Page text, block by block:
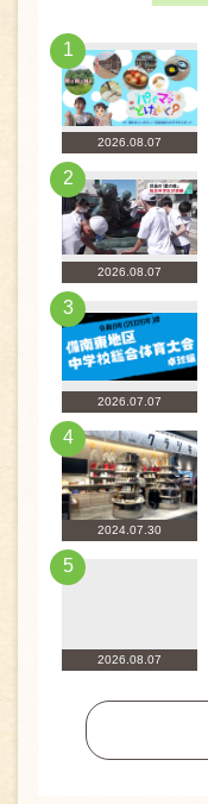
1
2026.08.07
2
2026.08.07
3
2026.07.07
4
2024.07.30
5
2026.08.07